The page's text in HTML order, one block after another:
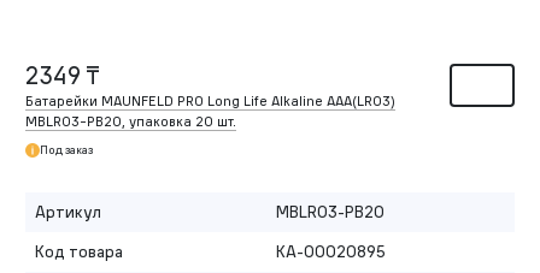
2349 ₸
Батарейки MAUNFELD PRO Long Life Alkaline ААА(LR03)
MBLR03-PB20, упаковка 20 шт.
Под заказ
Артикул
MBLR03-PB20
Код товара
КА-00020895